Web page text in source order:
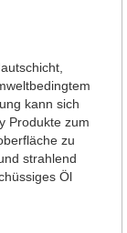
kann sich
Produkte zum
zu
strahlend
Öl